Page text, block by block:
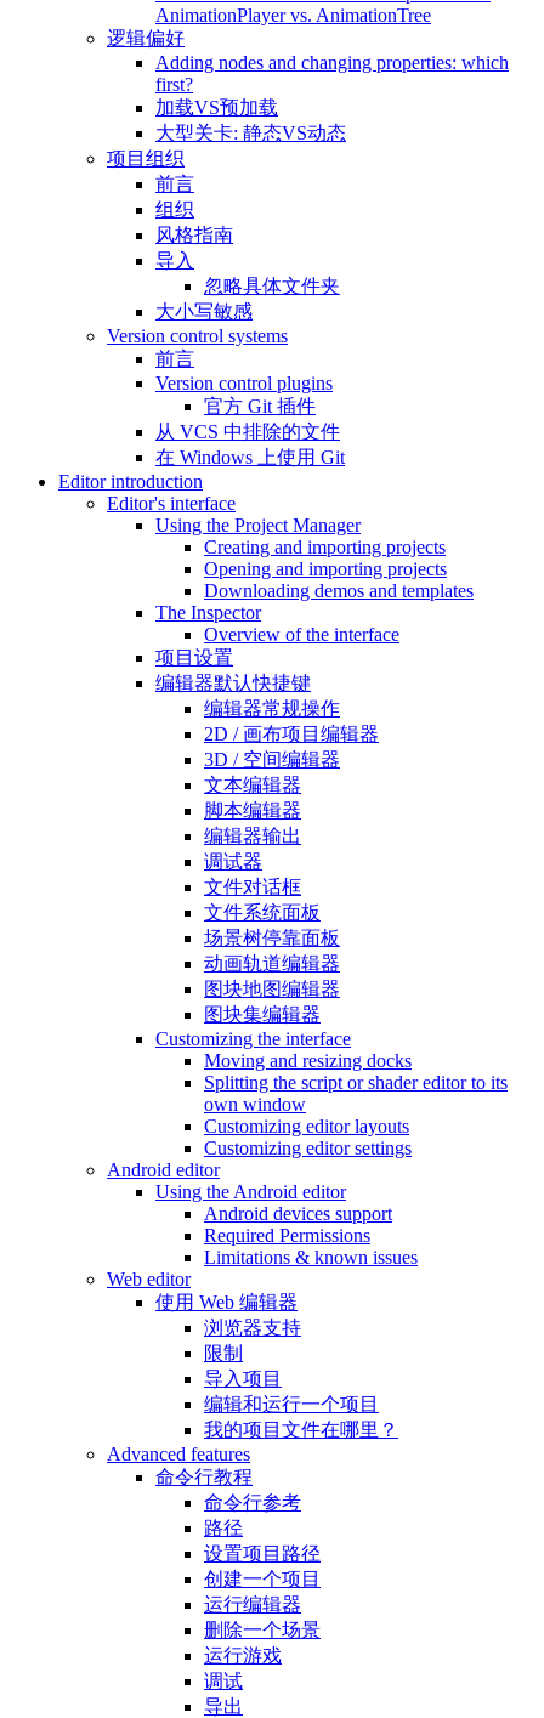
AnimationPlayer vs. AnimationTree
逻辑偏好
Adding nodes and changing properties: which
first?
加载VS预加载
大型关卡: 静态VS动态
项目组织
前言
组织
风格指南
导入
忽略具体文件夹
大小写敏感
Version control systems
前言
Version control plugins
官方 Git 插件
从 VCS 中排除的文件
在 Windows 上使用 Git
Editor introduction
Editor's interface
Using the Project Manager
Creating and importing projects
Opening and importing projects
Downloading demos and templates
The Inspector
Overview of the interface
项目设置
编辑器默认快捷键
编辑器常规操作
2D / 画布项目编辑器
3D / 空间编辑器
文本编辑器
脚本编辑器
编辑器输出
调试器
文件对话框
文件系统面板
场景树停靠面板
动画轨道编辑器
图块地图编辑器
图块集编辑器
Customizing the interface
Moving and resizing docks
Splitting the script or shader editor to its
own window
Customizing editor layouts
Customizing editor settings
Android editor
Using the Android editor
Android devices support
Required Permissions
Limitations & known issues
Web editor
使用 Web 编辑器
浏览器支持
限制
导入项目
编辑和运行一个项目
我的项目文件在哪里？
Advanced features
命令行教程
命令行参考
路径
设置项目路径
创建一个项目
运行编辑器
删除一个场景
运行游戏
调试
导出